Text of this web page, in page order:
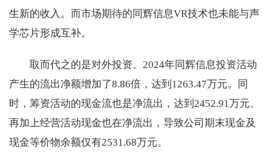
生新的收入。而市场期待的同辉信息VR技术也未能与声
学芯片形成互补。
取而代之的是对外投资。2024年同辉信息投资活动
产生的流出净额增加了8.86倍，达到1263.47万元。同
时，筹资活动的现金流也是净流出，达到2452.91万元。
再加上经营活动现金也在净流出，导致公司期末现金及
现金等价物余额仅有2531.68万元。